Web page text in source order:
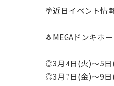
🌴近日イベント情
🐧MEGAドンキホ
◎3月4日(火)〜5日
◎3月7日(金)〜9日